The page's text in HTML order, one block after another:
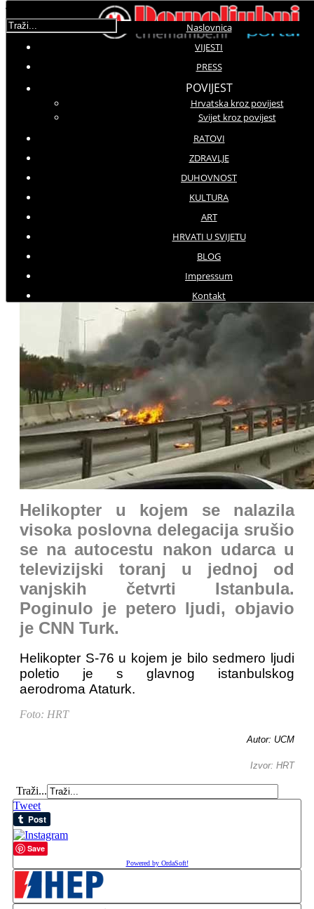
Naslovnica
VIJESTI
PRESS
POVIJEST
Hrvatska kroz povijest
Svijet kroz povijest
RATOVI
ZDRAVLJE
DUHOVNOST
KULTURA
ART
HRVATI U SVIJETU
BLOG
Impressum
Kontakt
Traži...
Molimo ocijenite
Petak, 10 Ožujak 2017 11:44
Poginulo petero ljudi
Helikopoter s visokom poslovnom
delegacijom srušio se nad
Helikopter u kojem se nalazila
visoka poslovna delegacija srušio
se na autocestu nakon udarca u
televizijski toranj u jednoj od
vanjskih četvrti Istanbula.
Poginulo je petero ljudi, objavio
je CNN Turk.
Helikopter S-76 u kojem je bilo sedmero ljudi
poletio je s glavnog istanbulskog
aerodroma Ataturk.
Foto: HRT
Autor: UCM
Izvor: HRT
Traži...
Tweet
Save
Powered by OrdaSoft!